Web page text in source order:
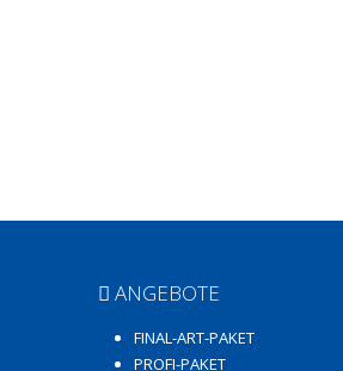
ANGEBOTE
FINAL-ART-PAKET
PROFI-PAKET